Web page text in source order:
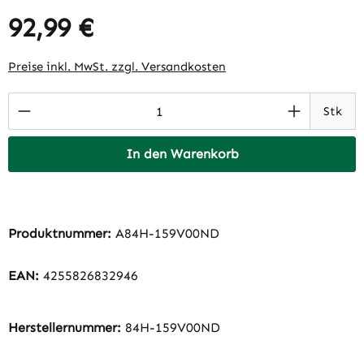
Regulärer Preis:
92,99 €
Preise inkl. MwSt. zzgl. Versandkosten
Produkt Anzahl: Gib den gewünschtenStk
In den Warenkorb
Produktnummer: A84H-159V00ND
EAN: 4255826832946
Herstellernummer: 84H-159V00ND